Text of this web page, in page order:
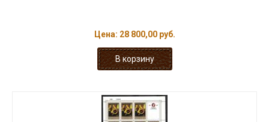
Цена: 28 800,00 руб.